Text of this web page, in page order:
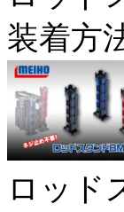
装着方
ロッド